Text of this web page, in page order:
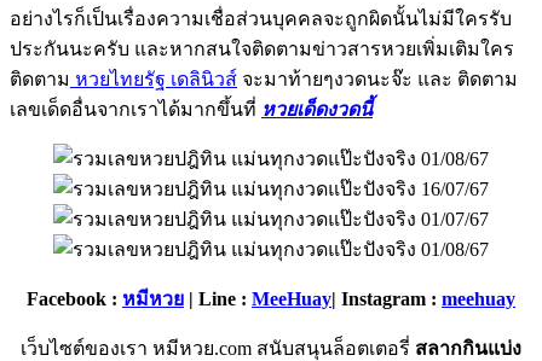
อย่างไรก็เป็นเรื่องความเชื่อส่วนบุคคลจะถูกผิดนั้นไม่มีใครรับ
ประกันนะครับ และหากสนใจติดตามข่าวสารหวยเพิ่มเติมใคร
ติดตาม หวยไทยรัฐ เดลินิวส์ จะมาท้ายๆงวดนะจ๊ะ และ ติดตาม
เลขเด็ดอื่นจากเราได้มากขึ้นที่ หวยเด็ดงวดนี้
Facebook : หมีหวย | Line : MeeHuay| Instagram : meehuay
เว็บไซต์ของเรา หมีหวย.com สนับสนุนล็อตเตอรี่ สลากกินแบ่ง